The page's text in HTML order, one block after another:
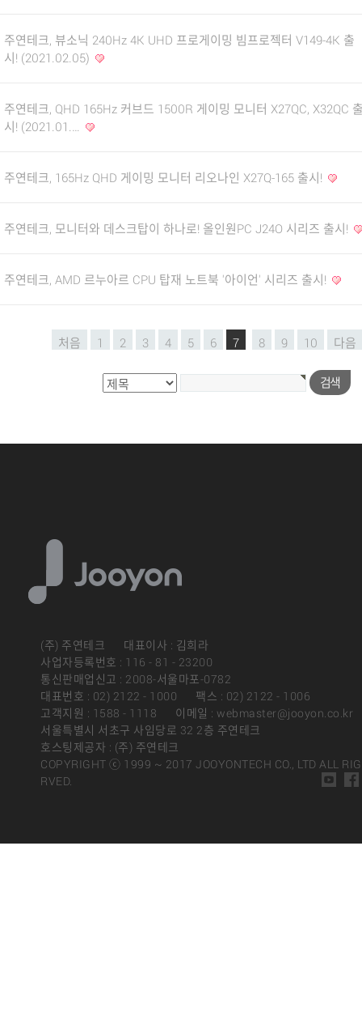
주연테크, 뷰소닉 240Hz 4K UHD 프로게이밍 빔프로젝터 V149-4K 출
시! (2021.02.05)
주연테크, QHD 165Hz 커브드 1500R 게이밍 모니터 X27QC, X32QC
시! (2021.01.…
주연테크, 165Hz QHD 게이밍 모니터 리오나인 X27Q-165 출시!
주연테크, 모니터와 데스크탑이 하나로! 올인원PC J24O 시리즈 출시!
주연테크, AMD 르누아르 CPU 탑재 노트북 '아이언' 시리즈 출시!
처음 1 2 3 4 5 6 7 8 9 10 다음
(주) 주연테크
대표이사 : 김희라
사업자등록번호 : 116 - 81 - 23200
통신판매업신고 : 2008-서울마포-0782
대표번호 : 02) 2122 - 1000
팩스 : 02) 2122 - 1006
고객지원 : 1588 - 1118
이메일 : webmaster@jooyon.co.kr
서울특별시 서초구 사임당로 32 2층 주연테크
호스팅제공자 : (주) 주연테크
COPYRIGHT ⓒ 1999 ~ 2017 JOOYONTECH CO., LTD ALL
RVED.